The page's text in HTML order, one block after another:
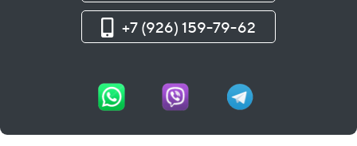
+7 (926) 159-79-62